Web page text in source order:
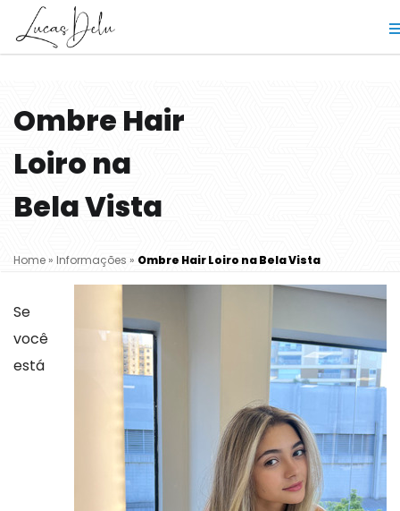
Ombre Hair
Loiro na
Bela Vista
Home» Informações » Ombre Hair Loiro na Bela Vista
Se
você
está